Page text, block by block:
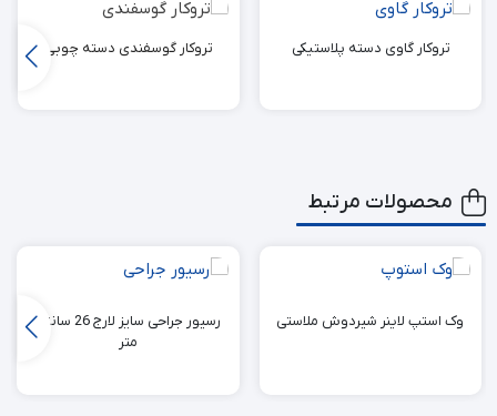
تروکار گاوی دسته پلاستیکی تروکار گوسفندی دسته چوبی
محصولات مرتبط
وک استپ لاینر شیردوش ملاستی
رسیور جراحی سایز لارج 26 سانتی
متر